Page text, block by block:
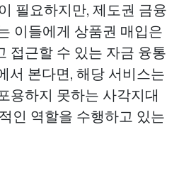
필요하지만, 제도권 금융
이들에게 상품권 매입은
접근할 수 있는 자금 융통
서 본다면, 해당 서비스는
용하지 못하는 사각지대
인 역할을 수행하고 있는